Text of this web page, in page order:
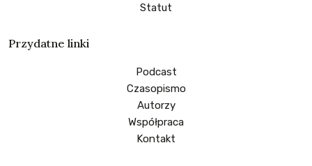
Statut
Przydatne linki
Podcast
Czasopismo
Autorzy
Współpraca
Kontakt